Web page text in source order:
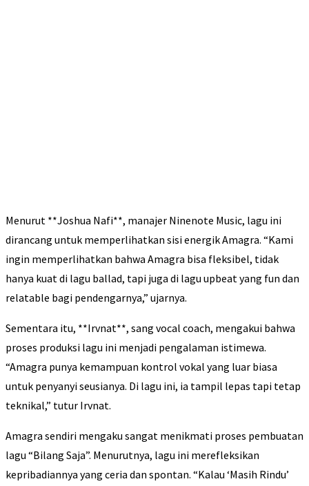
Menurut **Joshua Nafi**, manajer Ninenote Music, lagu ini
dirancang untuk memperlihatkan sisi energik Amagra. “Kami
ingin memperlihatkan bahwa Amagra bisa fleksibel, tidak
hanya kuat di lagu ballad, tapi juga di lagu upbeat yang fun dan
relatable bagi pendengarnya,” ujarnya.
Sementara itu, **Irvnat**, sang vocal coach, mengakui bahwa
proses produksi lagu ini menjadi pengalaman istimewa.
“Amagra punya kemampuan kontrol vokal yang luar biasa
untuk penyanyi seusianya. Di lagu ini, ia tampil lepas tapi tetap
teknikal,” tutur Irvnat.
Amagra sendiri mengaku sangat menikmati proses pembuatan
lagu “Bilang Saja”. Menurutnya, lagu ini merefleksikan
kepribadiannya yang ceria dan spontan. “Kalau ‘Masih Rindu’